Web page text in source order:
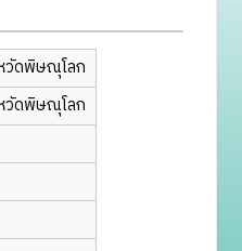
วัดพิษณุโลก
วัดพิษณุโลก